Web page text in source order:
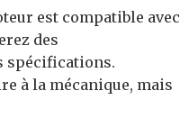
est compatible avec
des
spécifications.
à la mécanique, mais